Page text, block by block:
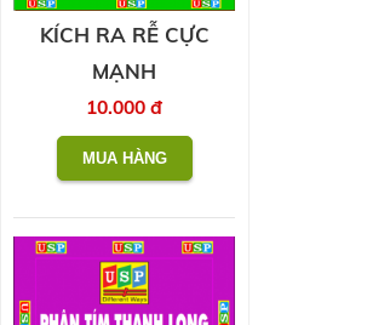
KÍCH RA RỄ CỰC
MẠNH
10.000 đ